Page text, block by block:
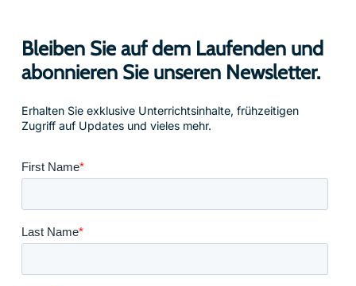
Bleiben Sie auf dem Laufenden und
abonnieren Sie unseren Newsletter.
Erhalten Sie exklusive Unterrichtsinhalte, frühzeitigen
Zugriff auf Updates und vieles mehr.